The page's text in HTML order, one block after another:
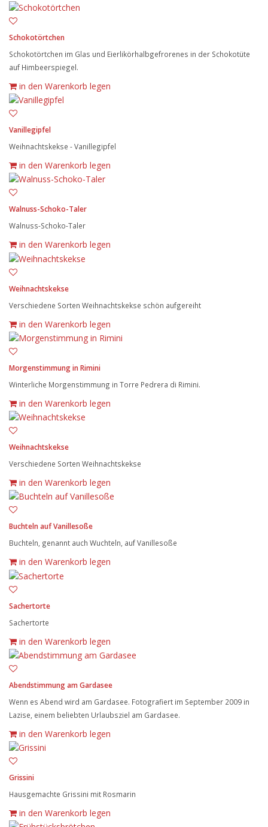
Schokotörtchen
Schokotörtchen im Glas und Eierlikörhalbgefrorenes in der Schokotüte
auf Himbeerspiegel.
in den Warenkorb legen
Vanillegipfel
Weihnachtskekse - Vanillegipfel
in den Warenkorb legen
Walnuss-Schoko-Taler
Walnuss-Schoko-Taler
in den Warenkorb legen
Weihnachtskekse
Verschiedene Sorten Weihnachtskekse schön aufgereiht
in den Warenkorb legen
Morgenstimmung in Rimini
Winterliche Morgenstimmung in Torre Pedrera di Rimini.
in den Warenkorb legen
Weihnachtskekse
Verschiedene Sorten Weihnachtskekse
in den Warenkorb legen
Buchteln auf Vanillesoße
Buchteln, genannt auch Wuchteln, auf Vanillesoße
in den Warenkorb legen
Sachertorte
Sachertorte
in den Warenkorb legen
Abendstimmung am Gardasee
Wenn es Abend wird am Gardasee. Fotografiert im September 2009 in
Lazise, einem beliebten Urlaubsziel am Gardasee.
in den Warenkorb legen
Grissini
Hausgemachte Grissini mit Rosmarin
in den Warenkorb legen